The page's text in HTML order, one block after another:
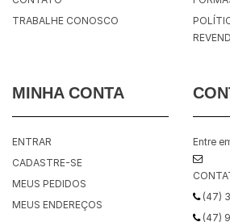
TRABALHE CONOSCO
MINHA CONTA
ENTRAR
CADASTRE-SE
MEUS PEDIDOS
MEUS ENDEREÇOS
Entre
(47)
(47)